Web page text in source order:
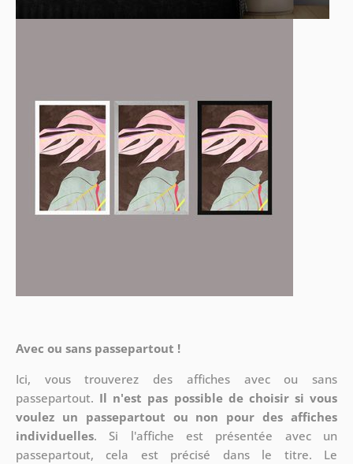
Avec ou sans passepartout !
Ici, vous trouverez des affiches avec ou sans
passepartout. Il n'est pas possible de choisir si vous
voulez un passepartout ou non pour des affiches
individuelles. Si l'affiche est présentée avec un
passepartout, cela est précisé dans le titre. Le